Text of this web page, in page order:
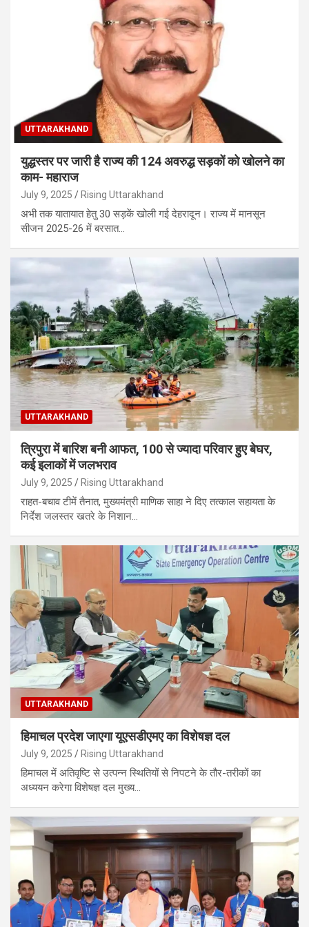
UTTARAKHAND
युद्धस्तर पर जारी है राज्य की 124 अवरुद्ध सड़कों को खोलने का
काम- महाराज
July 9, 2025 Rising Uttarakhand
अभी तक यातायात हेतु 30 सड़कें खोली गई देहरादून। राज्य में मानसून
सीजन 2025-26 में बरसात…
UTTARAKHAND
त्रिपुरा में बारिश बनी आफत, 100 से ज्यादा परिवार हुए बेघर,
कई इलाकों में जलभराव
July 9, 2025 Rising Uttarakhand
राहत-बचाव टीमें तैनात, मुख्यमंत्री माणिक साहा ने दिए तत्काल सहायता के
निर्देश जलस्तर खतरे के निशान…
UTTARAKHAND
हिमाचल प्रदेश जाएगा यूएसडीएमए का विशेषज्ञ दल
July 9, 2025 Rising Uttarakhand
हिमाचल में अतिवृष्टि से उत्पन्न स्थितियों से निपटने के तौर-तरीकों का
अध्ययन करेगा विशेषज्ञ दल मुख्य…